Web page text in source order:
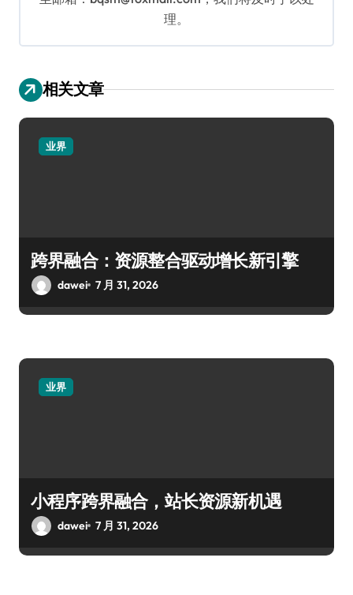
理。
相关文章
业界
跨界融合：资源整合驱动增长新引擎
dawei 7 月 31, 2026
业界
小程序跨界融合，站长资源新机遇
dawei 7 月 31, 2026